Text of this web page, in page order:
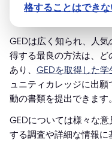
格することはでき
GEDは広く知られ、人
得する最良の方法は、
あり、 GEDを取得した
ュニティカレッジに出
動の書類を提出できます。
GEDについては様々な
する調査や詳細な情報に